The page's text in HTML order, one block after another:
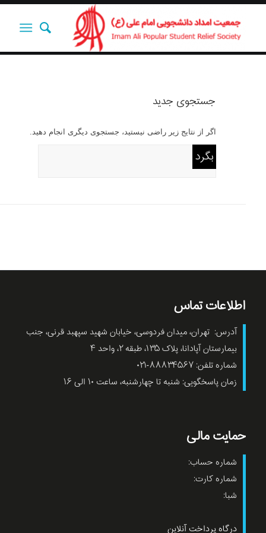
جستجوی جدید
اگر از نتایج زیر راضی نیستید، جستجوی دیگری انجام دهید.
اطلاعات تماس
آدرس: تهران، میدان فردوسی، خیابان شهید سپهبد قرنی، جنب
بیمارستان آپادانا، پلاک ۱۳۵، طبقه ۲، واحد ۴
شماره تلفن: ۸۸۸۳۴۵۶۷-۰۲۱
زمان پاسخگویی: شنبه تا چهارشنبه، ساعت ۱۰ الی ۱۶
حمایت مالی
شماره حساب:
شماره کارت:
شبا:
درگاه پرداخت آنلاین